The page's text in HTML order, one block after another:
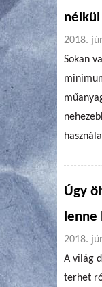
nélkül
2018.
Sokan
Úgy
lenne
2018.
A világ
terhet